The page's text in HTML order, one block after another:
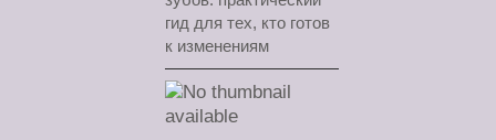
гид для тех, кто готов
к изменениям